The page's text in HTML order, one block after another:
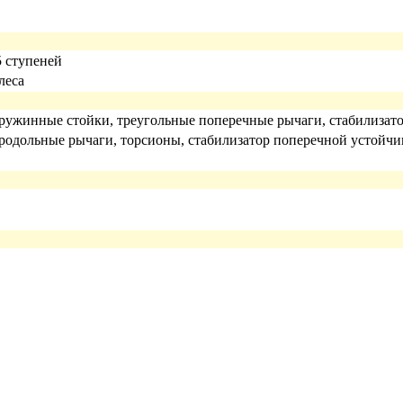
ступеней
стойки, треугольные поперечные рычаги,
рычаги, торсионы, стабилизатор поперечной